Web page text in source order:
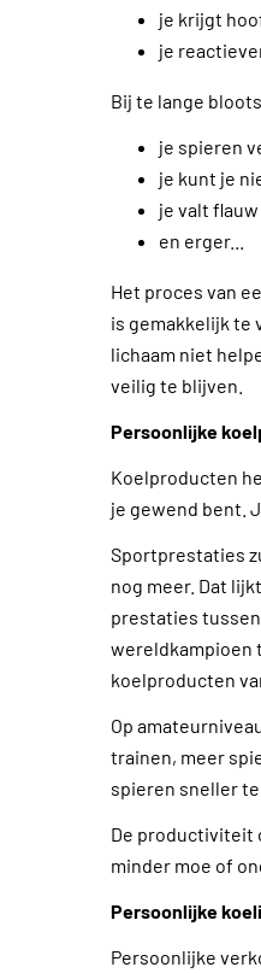
je krijgt
je
Bij te lange
je spieren
je kunt je
je valt flauw
en erger...
Het proces van
is gemakkelijk te
lichaam niet
veilig te blijven.
Persoonlijke
Koelproducten
je gewend bent.
Sportprestaties
nog meer. Dat
prestaties
wereldkampioen
koelproducten
Op
trainen, meer
spieren sneller
De productiviteit
minder moe of
Persoonlijke
Persoonlijke